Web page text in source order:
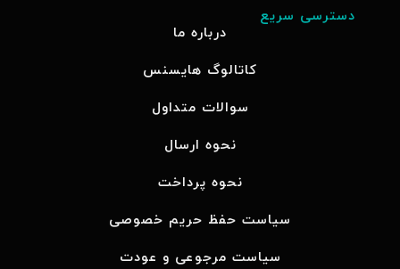
دسترسی سریع
درباره ما
کاتالوگ هایسنس
سوالات متداول
نحوه ارسال
نحوه پرداخت
سیاست حفظ حریم خصوصی
سیاست مرجوعی و عودت